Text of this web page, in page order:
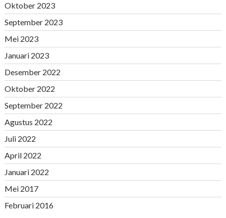
Oktober 2023
September 2023
Mei 2023
Januari 2023
Desember 2022
Oktober 2022
September 2022
Agustus 2022
Juli 2022
April 2022
Januari 2022
Mei 2017
Februari 2016